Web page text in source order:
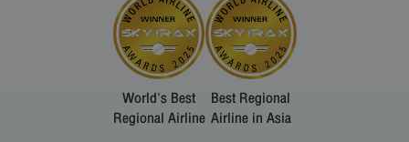
World's Best
Regional Airline
Best Regional
Airline in Asia